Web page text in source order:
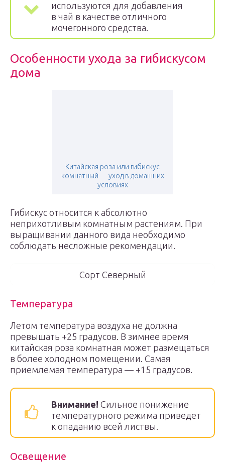
используются для добавления
в чай в качестве отличного
мочегонного средства.
Особенности ухода за гибискусом
дома
Китайская роза или гибискус
комнатный — уход в домашних
условиях
Гибискус относится к абсолютно
неприхотливым комнатным растениям. При
выращивании данного вида необходимо
соблюдать несложные рекомендации.
Сорт Северный
Температура
Летом температура воздуха не должна
превышать +25 градусов. В зимнее время
китайская роза комнатная может размещаться
в более холодном помещении. Самая
приемлемая температура — +15 градусов.
Внимание! Сильное понижение
температурного режима приведет
к опаданию всей листвы.
Освещение